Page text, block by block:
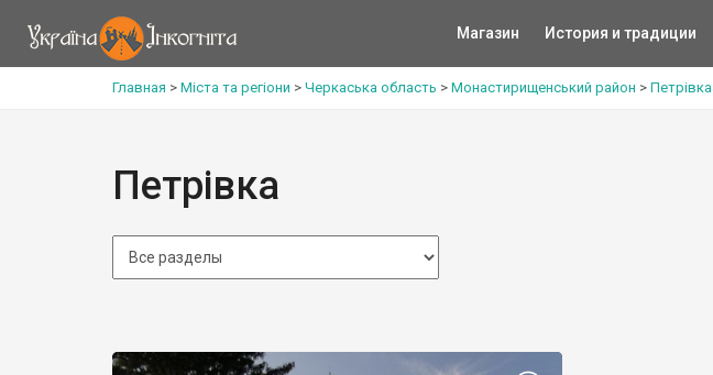
Магазин История и традиции
Главная > Міста та регіони > Черкаська область > Монастирищенський район > Петрівка
Петрівка